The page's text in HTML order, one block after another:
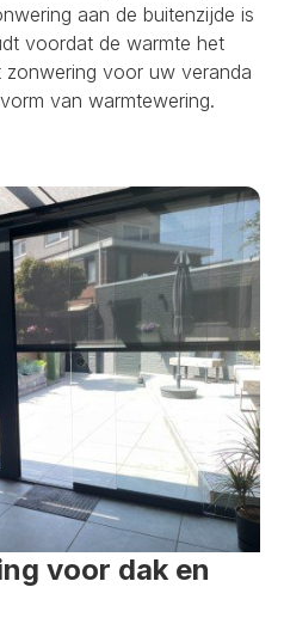
aan de buitenzijde is
voordat de warmte het
zonwering voor uw veranda
van warmtewering.
voor dak en